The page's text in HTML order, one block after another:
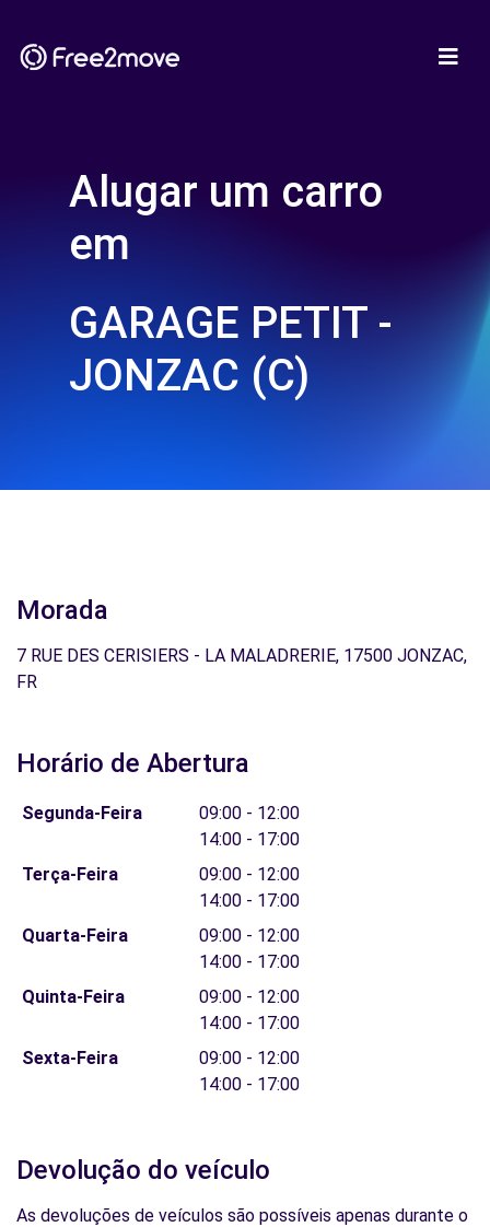
Alugar um carro
em
GARAGE PETIT -
JONZAC (C)
Morada
7 RUE DES CERISIERS - LA MALADRERIE, 17500 JONZAC,
FR
Horário de Abertura
Segunda-Feira
09:00 - 12:00
14:00 - 17:00
Terça-Feira
09:00 - 12:00
14:00 - 17:00
Quarta-Feira
09:00 - 12:00
14:00 - 17:00
Quinta-Feira
09:00 - 12:00
14:00 - 17:00
Sexta-Feira
09:00 - 12:00
14:00 - 17:00
Devolução do veículo
As devoluções de veículos são possíveis apenas durante o